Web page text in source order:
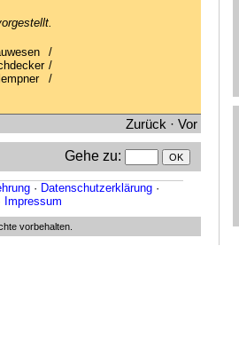
/
/
/
Zurück · Vor
Gehe zu:
· Datenschutzerklärung ·
Impressum
vorbehalten.